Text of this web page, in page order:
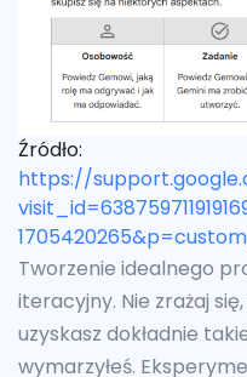
Źródło:
https://
Tworzenie idealnego
iteracyjny. Nie zrażaj
uzyskasz dokładnie
wymarzyłeś.